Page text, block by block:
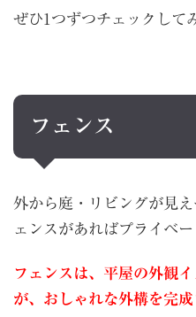
ぜひ1つずつチェックして
フェンス
外から庭・リビングが見
ェンスがあればプライベ
フェンスは、平屋の外観
が、おしゃれな外構を完